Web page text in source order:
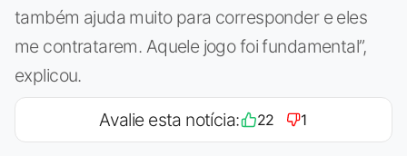
também ajuda muito para corresponder e eles
me contratarem. Aquele jogo foi fundamental”,
explicou.
Avalie esta notícia: 22 1